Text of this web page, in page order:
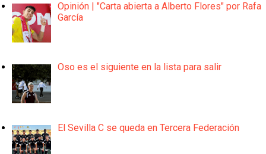
Opinión | "Carta abierta a Alberto Flores" por Rafa
García
Oso es el siguiente en la lista para salir
El Sevilla C se queda en Tercera Federación